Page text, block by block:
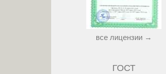
все лицензии →
ГОСТ